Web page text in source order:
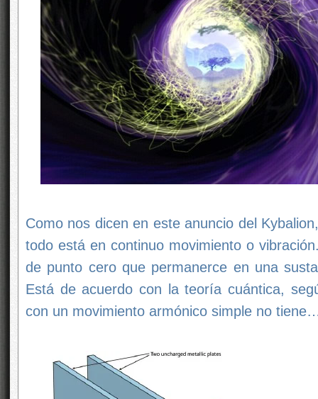
Como nos dicen en este anuncio del
todo está en continuo movimiento o
de punto cero que permanerce en una
Está de acuerdo con la teoría cuántica,
con un movimiento armónico simple no